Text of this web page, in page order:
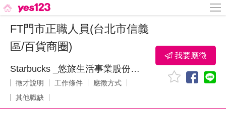
FT門市正職人員(台北市信義
區/百貨商圈)
Starbucks _悠旅生活事業股份有限公司
徵才說明 工作條件
應徵方式
其他職缺
我要應徵